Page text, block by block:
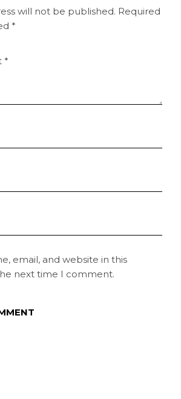
will not be published. Required
*
email, and website in this
next time I comment.